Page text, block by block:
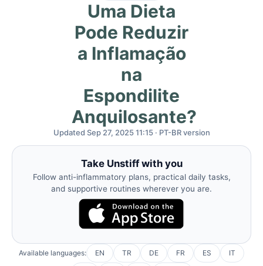
Uma Dieta
Pode Reduzir
a Inflamação
na
Espondilite
Anquilosante?
Updated Sep 27, 2025 11:15 · PT-BR version
Take Unstiff with you
Follow anti-inflammatory plans, practical daily tasks,
and supportive routines wherever you are.
Available languages: EN TR DE FR ES IT